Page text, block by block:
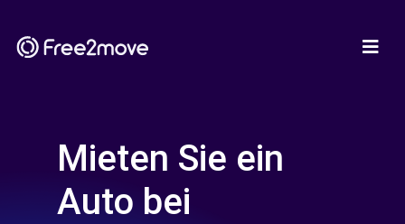
Mieten Sie ein
Auto bei